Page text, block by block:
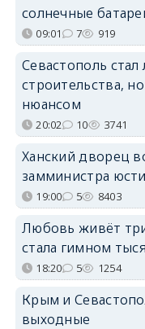
солнечные
09:01 7 919
Севастополь
строительства,
нюансом
20:02 10 3741
Ханский дворец
замминистра
19:00 5 8403
Любовь живёт
стала гимном
18:20 5 1254
Крым и
выходные